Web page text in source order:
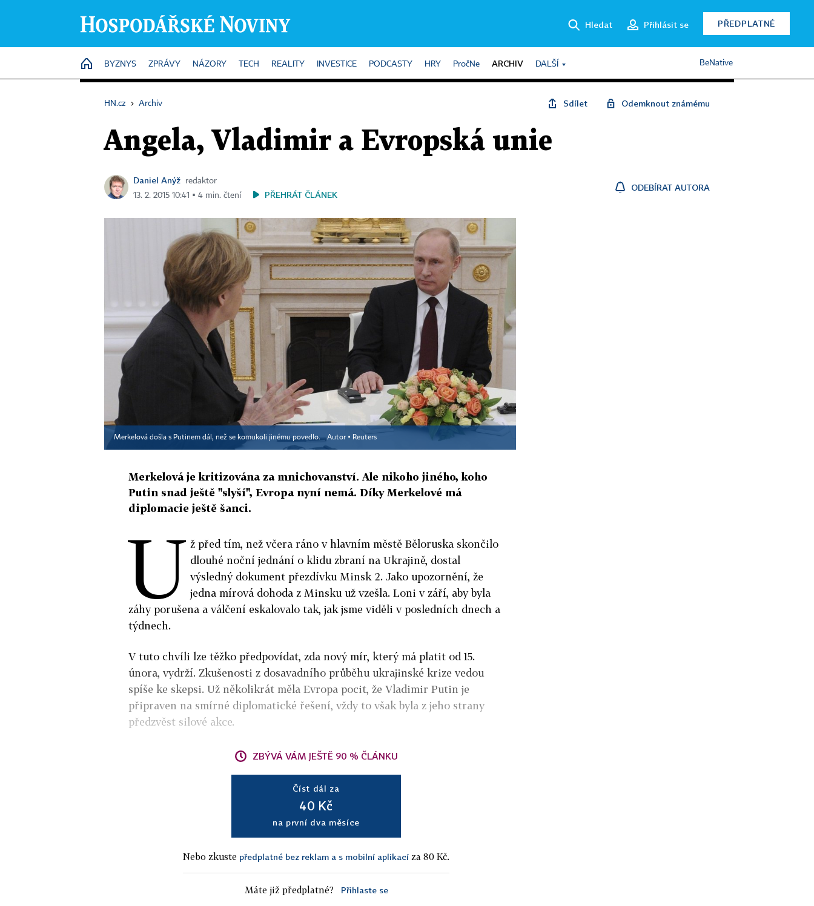
Hledat Přihlásit se PŘEDPLATNÉ
HOME
BYZNYS ZPRÁVY NÁZORY TECH REALITY INVESTICE PODCASTY HRY PročNe ARCHIV DALŠÍ BeNative
HN.cz › Archiv Sdílet Odemknout známému
Angela, Vladimir a Evropská unie
Daniel Anýž
redaktor
13. 2. 2015 10:41 ▪ 4 min. čtení
PŘEHRÁT ČLÁNEK
ODEBÍRAT AUTORA
Merkelová došla s Putinem dál, než se komukoli jinému povedlo. Autor ▪ Reuters
Merkelová je kritizována za mnichovanství. Ale nikoho jiného, koho
Putin snad ještě "slyší", Evropa nyní nemá. Díky Merkelové má
diplomacie ještě šanci.
U ž před tím, než včera ráno v hlavním městě Běloruska skončilo
dlouhé noční jednání o klidu zbraní na Ukrajině, dostal
výsledný dokument přezdívku Minsk 2. Jako upozornění, že
jedna mírová dohoda z Minsku už vzešla. Loni v září, aby byla
záhy porušena a válčení eskalovalo tak, jak jsme viděli v posledních dnech a
týdnech.
V tuto chvíli lze těžko předpovídat, zda nový mír, který má platit od 15.
února, vydrží. Zkušenosti z dosavadního průběhu ukrajinské krize vedou
spíše ke skepsi. Už několikrát měla Evropa pocit, že Vladimir Putin je
připraven na smírné diplomatické řešení, vždy to však byla z jeho strany
předzvěst silové akce.
ZBÝVÁ VÁM JEŠTĚ 90 % ČLÁNKU
Číst dál za
40 Kč
na první dva měsíce
Nebo zkuste předplatné bez reklam a s mobilní aplikací za 80 Kč.
Máte již předplatné? Přihlaste se